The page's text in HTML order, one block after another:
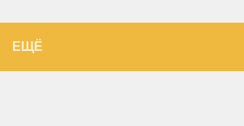
ЕЩЁ